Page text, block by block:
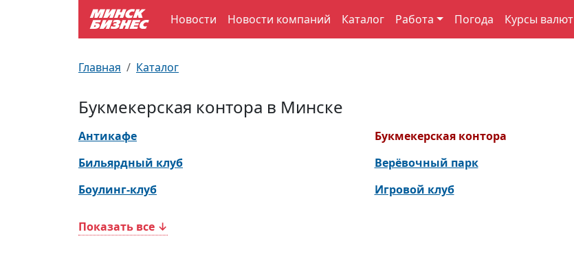
Новости Новости компаний Каталог Работа Погода Курсы валют
Главная Каталог
Букмекерская контора в Минске
Антикафе
Бильярдный клуб
Боулинг-клуб
Букмекерская контора
Верёвочный парк
Игровой клуб
Показать все ↓
Улицы Минска
Производственный календарь
Документы для ЗАГСа
Пробки на дорогах